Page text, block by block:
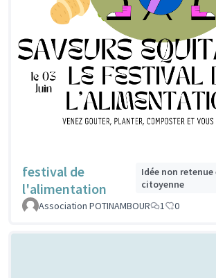
festival de
l'alimentation
Idée non
citoyenne
Association POTINAMBOUR
1 0